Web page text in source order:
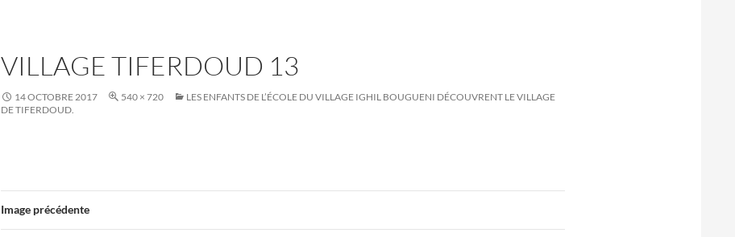
VILLAGE TIFERDOUD 13
14 OCTOBRE 2017 540 × 720
LES ENFANTS DE L’ÉCOLE DU VILLAGE IGHIL BOUGUENI DÉCOUVRENT LE VILLAGE
DE TIFERDOUD.
Image précédente